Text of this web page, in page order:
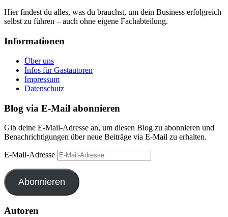
Hier findest du alles, was du brauchst, um dein Business erfolgreich
selbst zu führen – auch ohne eigene Fachabteilung.
Informationen
Über uns
Infos für Gastautoren
Impressum
Datenschutz
Blog via E-Mail abonnieren
Gib deine E-Mail-Adresse an, um diesen Blog zu abonnieren und
Benachrichtigungen über neue Beiträge via E-Mail zu erhalten.
E-Mail-Adresse
Abonnieren
Autoren